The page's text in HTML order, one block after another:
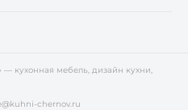
кухонная мебель, дизайн кухни,
chernov.ru